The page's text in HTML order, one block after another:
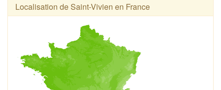
Localisation de Saint-Vivien en France